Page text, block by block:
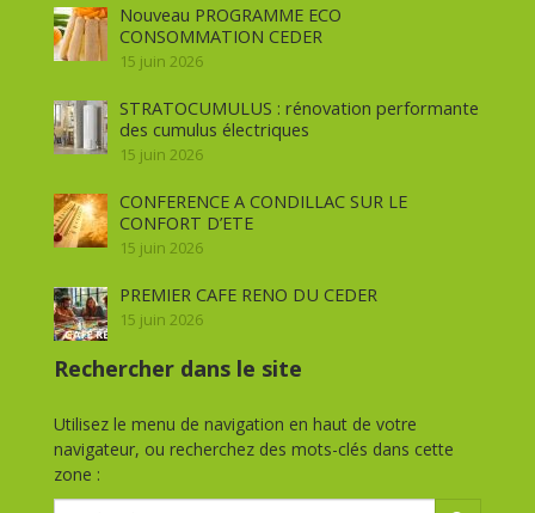
Nouveau PROGRAMME ECO
CONSOMMATION CEDER
15 juin 2026
STRATOCUMULUS : rénovation performante
des cumulus électriques
15 juin 2026
CONFERENCE A CONDILLAC SUR LE
CONFORT D’ETE
15 juin 2026
PREMIER CAFE RENO DU CEDER
15 juin 2026
Rechercher dans le site
Utilisez le menu de navigation en haut de votre
navigateur, ou recherchez des mots-clés dans cette
zone :